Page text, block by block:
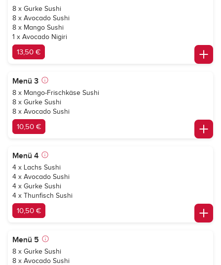
8 x Gurke Sushi
8 x Avocado Sushi
8 x Mango Sushi
1 x Avocado Nigiri
13,50 €
Menü 3
8 x Mango-Frischkäse Sushi
8 x Gurke Sushi
8 x Avocado Sushi
10,50 €
Menü 4
4 x Lachs Sushi
4 x Avocado Sushi
4 x Gurke Sushi
4 x Thunfisch Sushi
10,50 €
Menü 5
8 x Gurke Sushi
8 x Avocado Sushi